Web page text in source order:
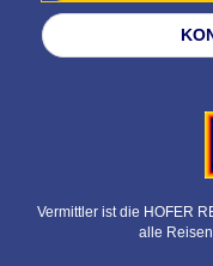
Vermittler ist die HOFER
alle